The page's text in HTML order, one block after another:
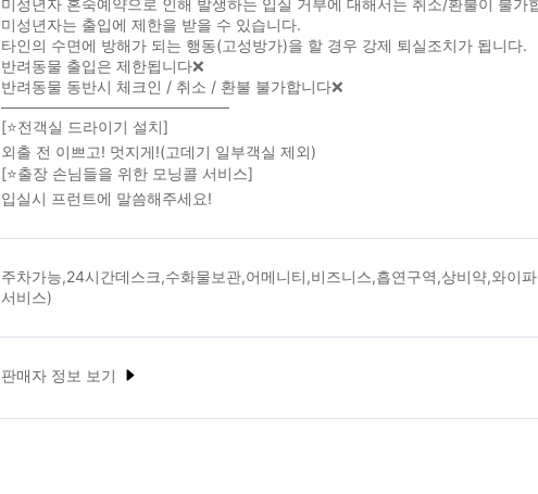
미성년자 혼숙예약으로 인해 발생하는 입실 거부에 대해서는 취소/환불이 불가
미성년자는 출입에 제한을 받을 수 있습니다.
타인의 수면에 방해가 되는 행동(고성방가)을 할 경우 강제 퇴실조치가 됩니다.
반려동물 출입은 제한됩니다❌
반려동물 동반시 체크인 / 취소 / 환불 불가합니다❌
─────────────────────
[⭐전객실 드라이기 설치]
외출 전 이쁘고! 멋지게!(고데기 일부객실 제외)
[⭐출장 손님들을 위한 모닝콜 서비스]
입실시 프런트에 말씀해주세요!
주차가능,24시간데스크,수화물보관,어메니티,비즈니스,흡연구역,상비약,와이
서비스)
판매자 정보 보기